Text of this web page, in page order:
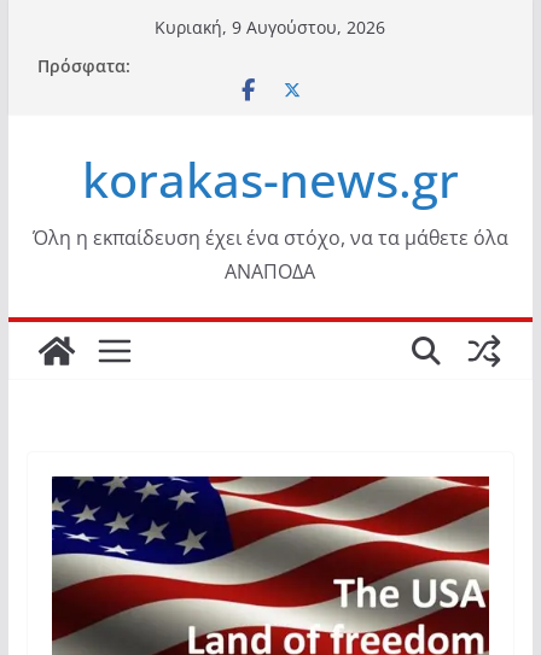
περιεχόμενο
Κυριακή, 9 Αυγούστου, 2026
Πρόσφατα:
korakas-news.gr
Όλη η εκπαίδευση έχει ένα στόχο, να τα μάθετε όλα
ΑΝΑΠΟΔΑ